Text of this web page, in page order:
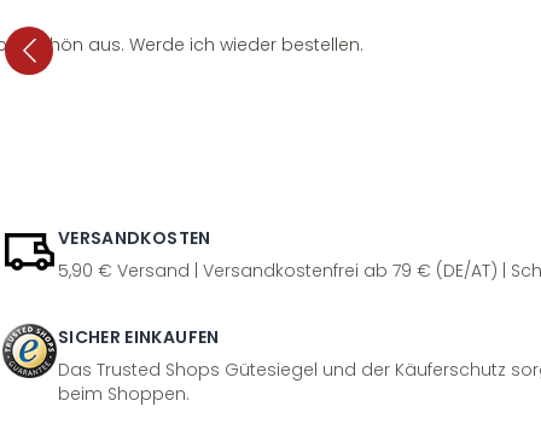
schön aus. Werde ich wieder bestellen.
VERSANDKOSTEN
5,90 € Versand | Versandkostenfrei ab 79 € (DE/AT) |
SICHER EINKAUFEN
Das Trusted Shops Gütesiegel und der Käuferschutz
beim Shoppen.